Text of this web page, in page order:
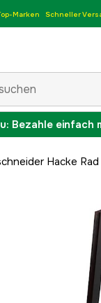
Marken Schneller
Bezahle einfach
Hacke Rad